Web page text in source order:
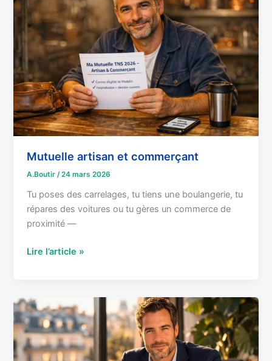
Mutuelle artisan et commerçant
A.Boutir/24 mars 2026
Tu poses des carrelages, tu tiens une boulangerie, tu
répares des voitures ou tu gères un commerce de
proximité —
et
commerçant
Lire l’article »
Mutuelle
profession
libérale